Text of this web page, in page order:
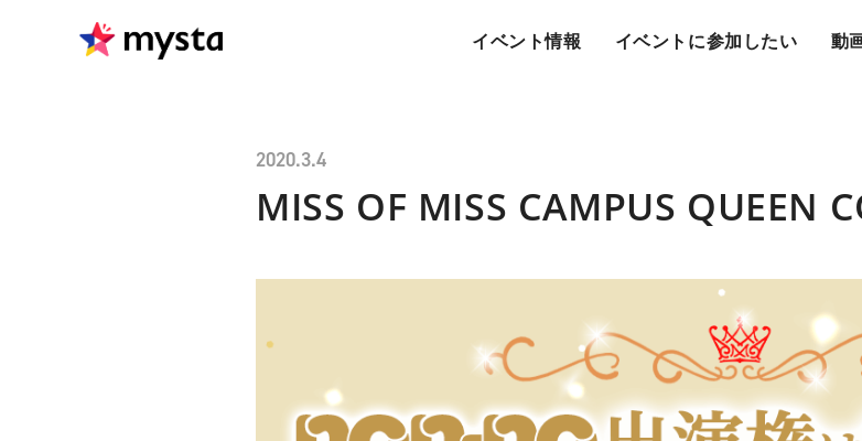
イベント情報 イベントに参加したい 動
2020.3.4
MISS OF MISS CAMPUS QUEEN